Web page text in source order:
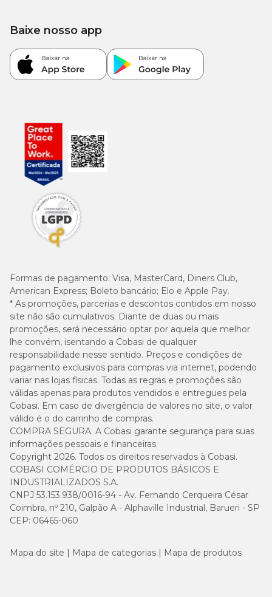
Formas de pagamento: Visa, MasterCard, Diners Club,
American Express; Boleto bancário; Elo e Apple Pay.
* As promoções, parcerias e descontos contidos em nosso
site não são cumulativos. Diante de duas ou mais
promoções, será necessário optar por aquela que melhor
lhe convém, isentando a Cobasi de qualquer
responsabilidade nesse sentido. Preços e condições de
pagamento exclusivos para compras via internet, podendo
variar nas lojas físicas. Todas as regras e promoções são
válidas apenas para produtos vendidos e entregues pela
Cobasi. Em caso de divergência de valores no site, o valor
válido é o do carrinho de compras.
COMPRA SEGURA. A Cobasi garante segurança para suas
informações pessoais e financeiras.
Copyright 2026. Todos os direitos reservados à Cobasi.
COBASI COMÉRCIO DE PRODUTOS BÁSICOS E
INDUSTRIALIZADOS S.A.
CNPJ 53.153.938/0016-94 - Av. Fernando Cerqueira César
Coimbra, nº 210, Galpão A - Alphaville Industrial, Barueri - SP
CEP: 06465-060
Baixe nosso app
Mapa do site Mapa de categorias Mapa de produtos